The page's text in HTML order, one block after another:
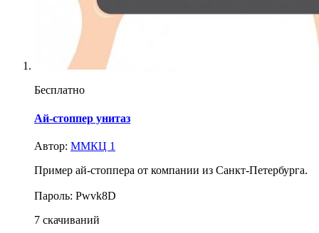
Бесплатно
Ай-стоппер унитаз
Автор: ММКЦ 1
Пример ай-стоппера от компании из Санкт-Петербурга.
Пароль: Pwvk8D
7 скачиваний